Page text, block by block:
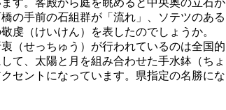
の手前の石組群が「流れ」、ソテツのある
虔（けいけん）を表したのでしょうか。
（せっちゅう）が行われているのは全国的
て、太陽と月を組み合わせた手水鉢（ちょ
セントになっています。県指定の名勝にな